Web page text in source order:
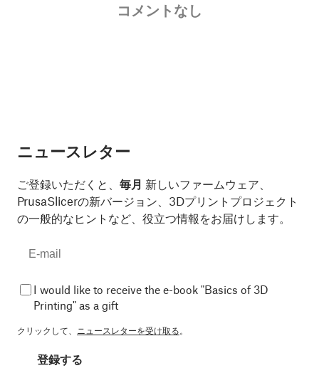
コメントなし
ニュースレター
ご登録いただくと、 毎月 新しいファームウェア、
PrusaSlicerの新バージョン、3Dプリントプロジェクト
の一般的なヒントなど、役立つ情報をお届けします。
I would like to receive the e-book "Basics of 3D
Printing" as a gift
クリックして、 ニュースレターを受け取る。
登録する